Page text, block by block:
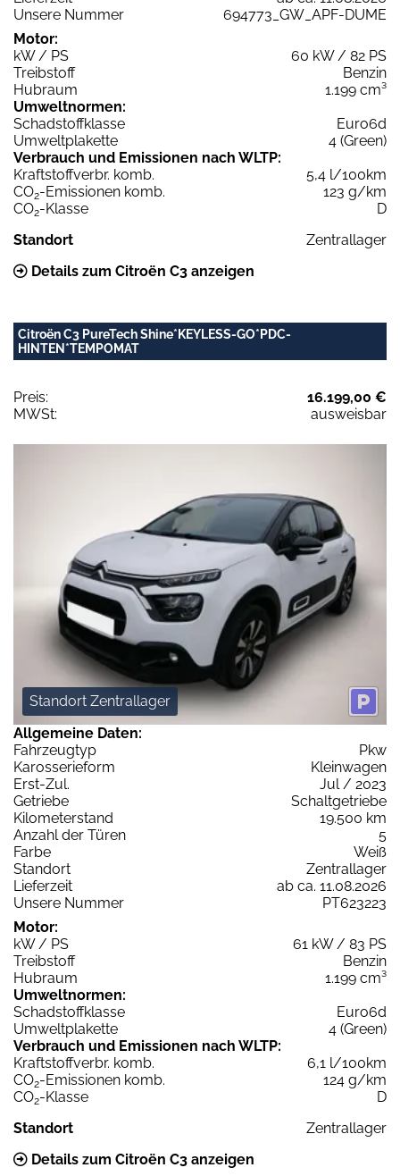
Unsere Nummer
694773_GW_APF-DUME
Motor:
kW / PS
60 kW / 82 PS
Treibstoff
Benzin
Hubraum
1.199 cm³
Umweltnormen:
Schadstoffklasse
Euro6d
Umweltplakette
4 (Green)
Verbrauch und Emissionen nach WLTP:
Kraftstoffverbr. komb.
5,4 l/100km
CO2-Emissionen komb.
123 g/km
CO2-Klasse
D
Standort
Zentrallager
Details zum Citroën C3 anzeigen
Citroën C3 PureTech Shine*KEYLESS-GO*PDC-
HINTEN*TEMPOMAT
Preis:
16.199,00 €
MWSt:
ausweisbar
Standort Zentrallager
Allgemeine Daten:
Fahrzeugtyp
Pkw
Karosserieform
Kleinwagen
Erst-Zul.
Jul / 2023
Getriebe
Schaltgetriebe
Kilometerstand
19.500 km
Anzahl der Türen
5
Farbe
Weiß
Standort
Zentrallager
Lieferzeit
ab ca. 11.08.2026
Unsere Nummer
PT623223
Motor:
kW / PS
61 kW / 83 PS
Treibstoff
Benzin
Hubraum
1.199 cm³
Umweltnormen:
Schadstoffklasse
Euro6d
Umweltplakette
4 (Green)
Verbrauch und Emissionen nach WLTP:
Kraftstoffverbr. komb.
6,1 l/100km
CO2-Emissionen komb.
124 g/km
CO2-Klasse
D
Standort
Zentrallager
Details zum Citroën C3 anzeigen